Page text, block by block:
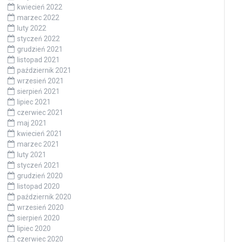
kwiecień 2022
marzec 2022
luty 2022
styczeń 2022
grudzień 2021
listopad 2021
październik 2021
wrzesień 2021
sierpień 2021
lipiec 2021
czerwiec 2021
maj 2021
kwiecień 2021
marzec 2021
luty 2021
styczeń 2021
grudzień 2020
listopad 2020
październik 2020
wrzesień 2020
sierpień 2020
lipiec 2020
czerwiec 2020